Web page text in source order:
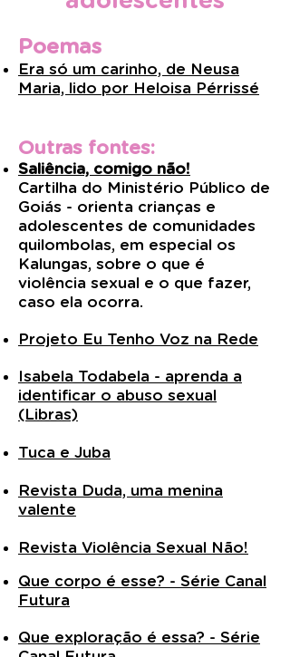
Poemas
Era só um carinho, de Neusa
Maria, lido por Heloisa Pérrissé
Outras fontes:
Saliência, comigo não!
Cartilha do Ministério Público de
Goiás - orienta crianças e
adolescentes de comunidades
quilombolas, em especial os
Kalungas, sobre o que é
violência sexual e o que fazer,
caso ela ocorra.
Projeto Eu Tenho Voz na Rede
Isabela Todabela - aprenda a
identificar o abuso sexual
(Libras)
Tuca e Juba
Revista Duda, uma menina
valente
Revista Violência Sexual Não!
Que corpo é esse? - Série Canal
Futura
Que exploração é essa? - Série